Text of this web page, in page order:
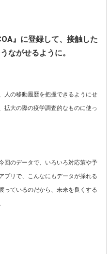
』に登録して、接触した
ながせるように。
人の移動履歴を把握できるようにせ
拡大の際の疫学調査的なものに使っ
回のデータで、いろいろ対応策や予
プリで、こんなにもデータが採れる
っているのだから、未来を良くする